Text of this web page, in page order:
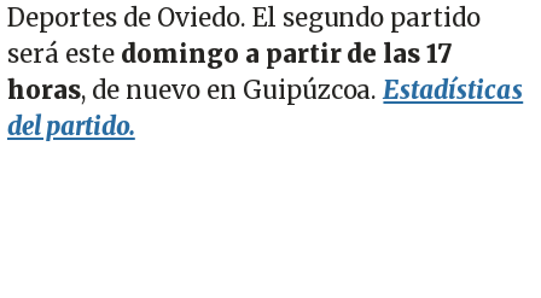
Deportes de Oviedo. El segundo partido
será este domingo a partir de las 17
horas, de nuevo en Guipúzcoa.Estadísticas
del partido.